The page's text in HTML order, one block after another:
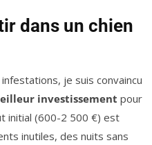
dans un chien
je suis convaincu
investissement pour
initial (600-2 500 €) est
inutiles, des nuits sans